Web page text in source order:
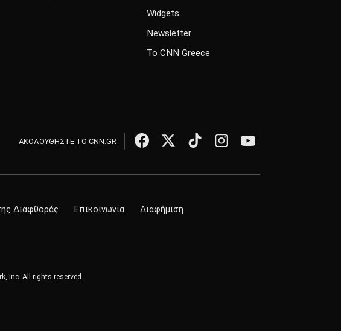
Widgets
Newsletter
Το CNN Greece
ΑΚΟΛΟΥΘΗΣΤΕ ΤΟ CNN.GR
Διαφθοράς Επικοινωνία Διαφήμιση
Inc. All rights reserved.